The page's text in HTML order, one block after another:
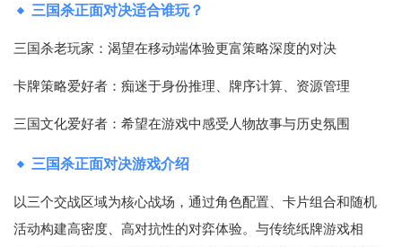
三国杀正面对决适合谁玩？
三国杀老玩家：渴望在移动端体验更富策略深度的对决
卡牌策略爱好者：痴迷于身份推理、牌序计算、资源管理
三国文化爱好者：希望在游戏中感受人物故事与历史氛围
三国杀正面对决游戏介绍
以三个交战区域为核心战场，通过角色配置、卡片组合和随机
活动构建高密度、高对抗性的对弈体验。与传统纸牌游戏相